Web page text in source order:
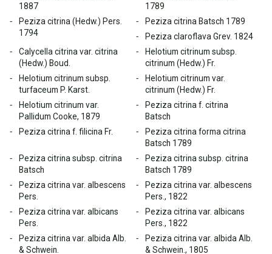
1887
1789
Peziza citrina (Hedw.) Pers.
1794
Peziza citrina Batsch 1789
Peziza claroflava Grev. 1824
Calycella citrina var. citrina
(Hedw.) Boud.
Helotium citrinum subsp.
citrinum (Hedw.) Fr.
Helotium citrinum subsp.
turfaceum P. Karst.
Helotium citrinum var.
citrinum (Hedw.) Fr.
Helotium citrinum var.
Pallidum Cooke, 1879
Peziza citrina f. citrina
Batsch
Peziza citrina f. filicina Fr.
Peziza citrina forma citrina
Batsch 1789
Peziza citrina subsp. citrina
Batsch
Peziza citrina subsp. citrina
Batsch 1789
Peziza citrina var. albescens
Pers.
Peziza citrina var. albescens
Pers., 1822
Peziza citrina var. albicans
Pers.
Peziza citrina var. albicans
Pers., 1822
Peziza citrina var. albida Alb.
& Schwein.
Peziza citrina var. albida Alb.
& Schwein., 1805